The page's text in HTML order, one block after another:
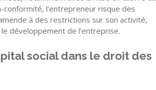
conformité, l’entrepreneur risque des
à des restrictions sur son activité,
développement de l’entreprise.
social dans le droit des